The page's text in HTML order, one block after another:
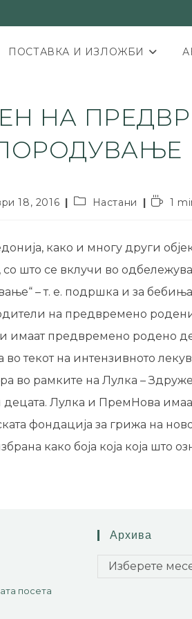
ПОСТАВКА И ИЗЛОЖБИ
НА
18, 2016 Настани 1
како и многу други
со што се вклучи во
– т. е. подршка и за
на предвремено
имаат предвремено родено
во текот на интензивното
во рамките на Лулка –
Лулка и ПремНова
фондација за грижа на
како боја која која што
посета
Архива
Изберете